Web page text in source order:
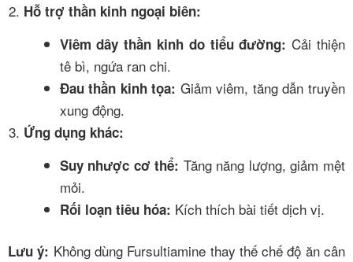
Hỗ trợ thần kinh ngoại biên:
Viêm dây thần kinh do tiểu đường: Cải thiện
tê bì, ngứa ran chi.
Đau thần kinh tọa: Giảm viêm, tăng dẫn truyền
xung động.
Ứng dụng khác:
Suy nhược cơ thể: Tăng năng lượng, giảm mệt
mỏi.
Rối loạn tiêu hóa: Kích thích bài tiết dịch vị.
Lưu ý: Không dùng Fursultiamine thay thế chế độ ăn cân